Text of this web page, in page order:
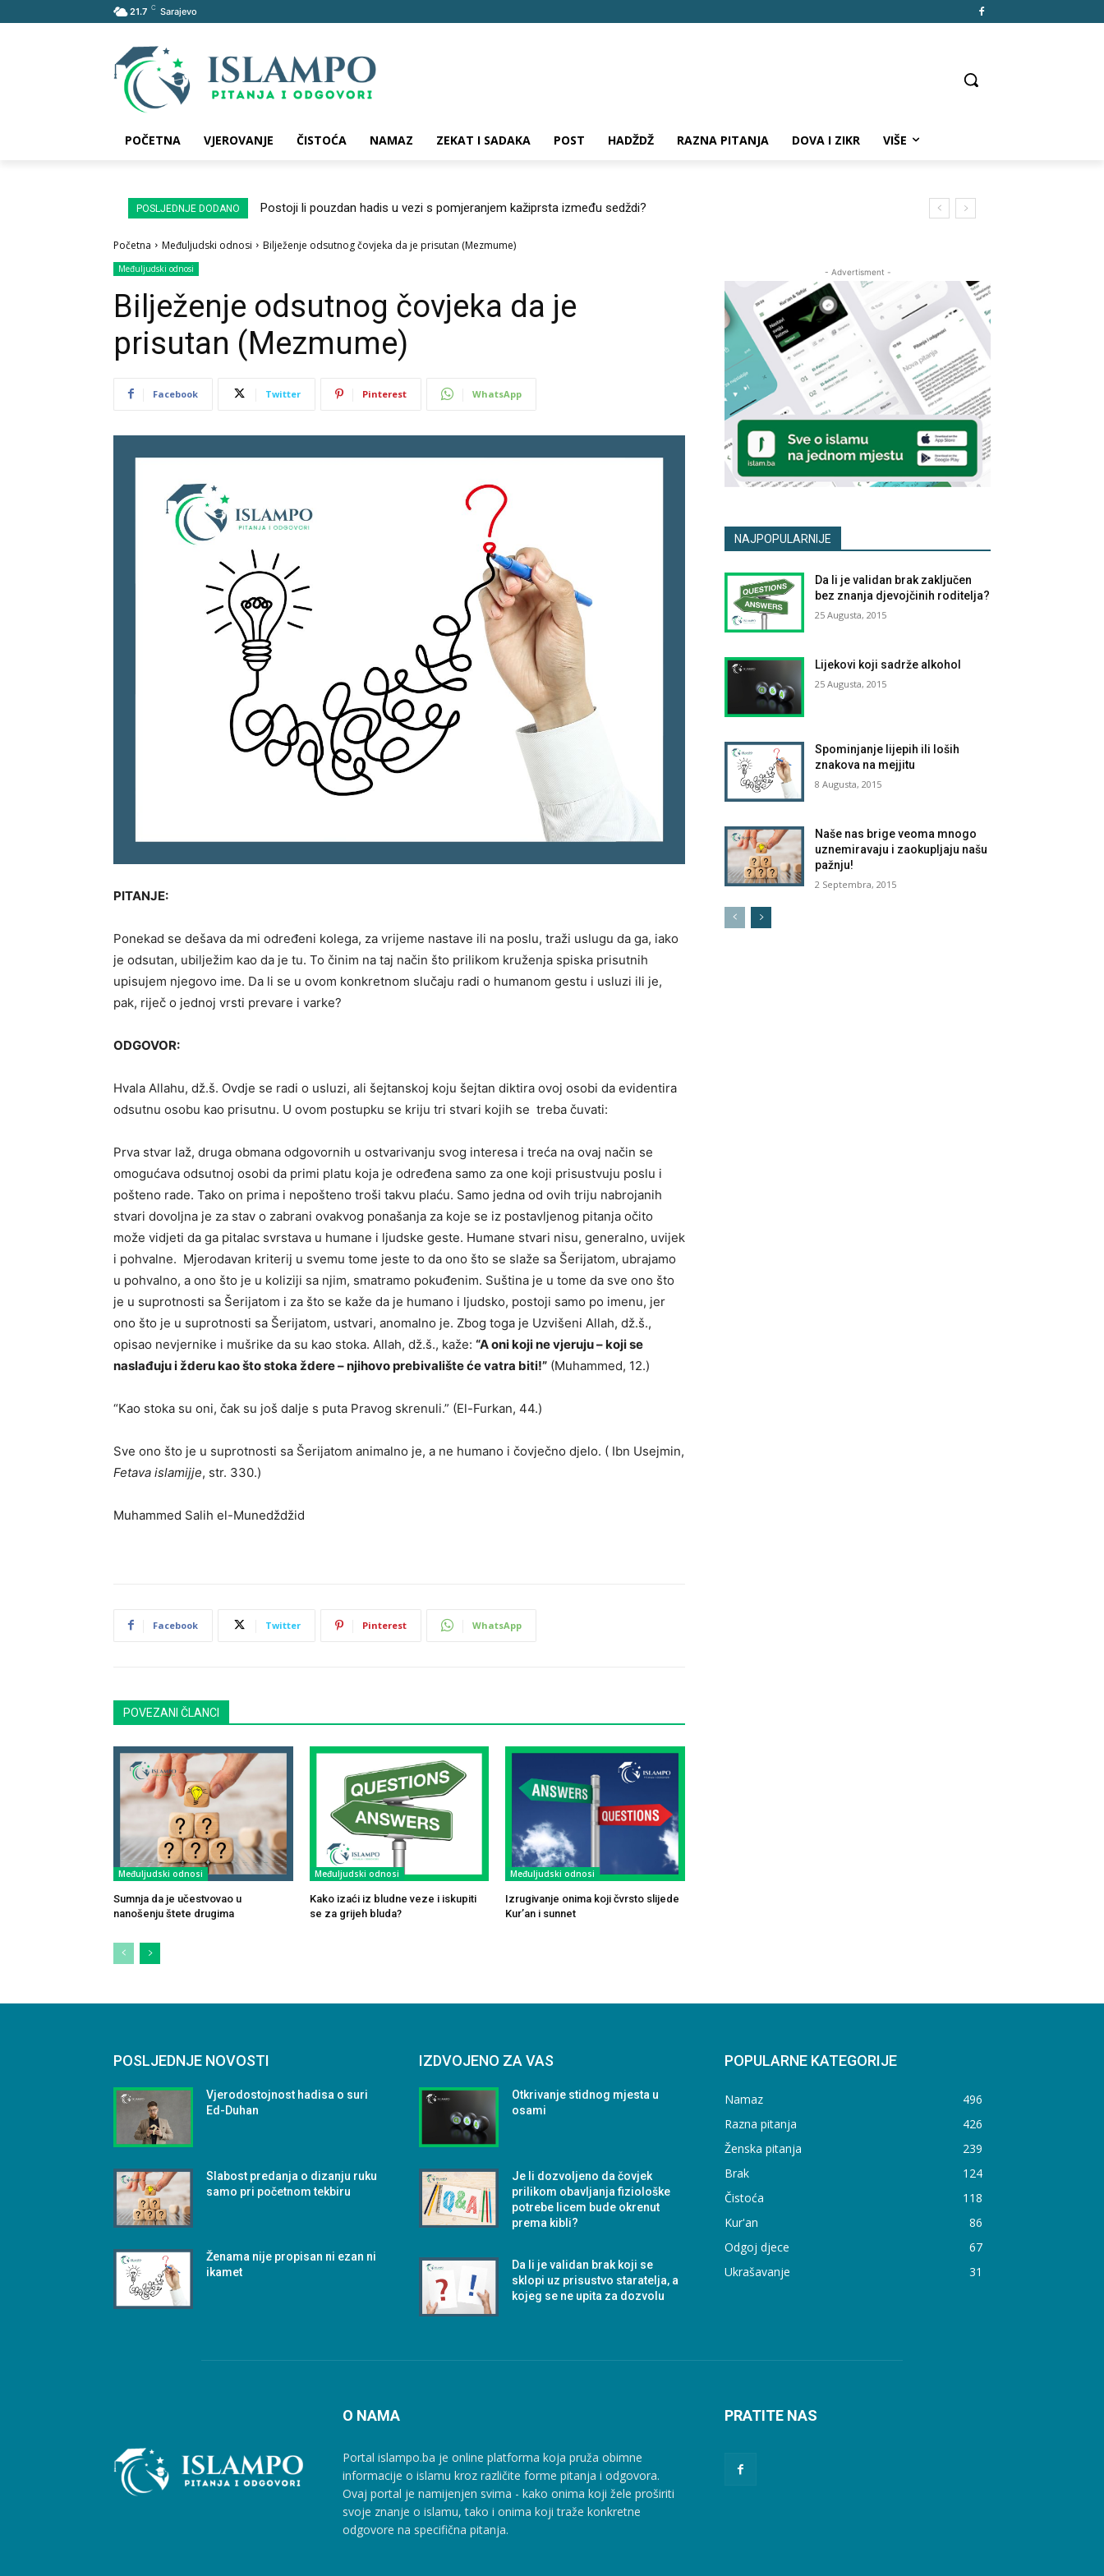
21.7 C Sarajevo
POČETNA VJEROVANJE ČISTOĆA NAMAZ ZEKAT I SADAKA POST HADŽDŽ RAZNA PITANJA DOVA I ZIKR VIŠE
POSLJEDNJE DODANO Postoji li pouzdan hadis u vezi s pomjeranjem kažiprsta između sedždi?
Početna Međuljudski odnosi Bilježenje odsutnog čovjeka da je prisutan (Mezmume)
Međuljudski odnosi
Bilježenje odsutnog čovjeka da je
prisutan (Mezmume)
Facebook Twitter Pinterest WhatsApp
PITANJE:
Ponekad se dešava da mi određeni kolega, za vrijeme nastave ili na poslu, traži uslugu da ga, iako
je odsutan, ubilježim kao da je tu. To činim na taj način što prilikom kruženja spiska prisutnih
upisujem njegovo ime. Da li se u ovom konkretnom slučaju radi o humanom gestu i usluzi ili je,
pak, riječ o jednoj vrsti prevare i varke?
ODGOVOR:
Hvala Allahu, dž.š. Ovdje se radi o usluzi, ali šejtanskoj koju šejtan diktira ovoj osobi da evidentira
odsutnu osobu kao prisutnu. U ovom postupku se kriju tri stvari kojih se treba čuvati:
Prva stvar laž, druga obmana odgovornih u ostvarivanju svog interesa i treća na ovaj način se
omogućava odsutnoj osobi da primi platu koja je određena samo za one koji prisustvuju poslu i
pošteno rade. Tako on prima i nepošteno troši takvu plaću. Samo jedna od ovih triju nabrojanih
stvari dovoljna je za stav o zabrani ovakvog ponašanja za koje se iz postavljenog pitanja očito
može vidjeti da ga pitalac svrstava u humane i ljudske geste. Humane stvari nisu, generalno, uvijek
i pohvalne. Mjerodavan kriterij u svemu tome jeste to da ono što se slaže sa Šerijatom, ubrajamo
u pohvalno, a ono što je u koliziji sa njim, smatramo pokuđenim. Suština je u tome da sve ono što
je u suprotnosti sa Šerijatom i za što se kaže da je humano i ljudsko, postoji samo po imenu, jer
ono što je u suprotnosti sa Šerijatom, ustvari, anomalno je. Zbog toga je Uzvišeni Allah, dž.š.,
opisao nevjernike i mušrike da su kao stoka. Allah, dž.š., kaže: “A oni koji ne vjeruju – koji se
naslađuju i žderu kao što stoka ždere – njihovo prebivalište će vatra biti!” (Muhammed, 12.)
“Kao stoka su oni, čak su još dalje s puta Pravog skrenuli.” (El-Furkan, 44.)
Sve ono što je u suprotnosti sa Šerijatom animalno je, a ne humano i čovječno djelo. ( Ibn Usejmin,
Fetava islamijje, str. 330.)
Muhammed Salih el-Munedždžid
Facebook Twitter Pinterest WhatsApp
POVEZANI ČLANCI
Međuljudski odnosi
Sumnja da je učestvovao u
nanošenju štete drugima
Međuljudski odnosi
Kako izaći iz bludne veze i iskupiti
se za grijeh bluda?
Međuljudski odnosi
Izrugivanje onima koji čvrsto slijede
Kur’an i sunnet
- Advertisment -
NAJPOPULARNIJE
Da li je validan brak zaključen
bez znanja djevojčinih roditelja?
25 Augusta, 2015
Lijekovi koji sadrže alkohol
25 Augusta, 2015
Spominjanje lijepih ili loših
znakova na mejjitu
8 Augusta, 2015
Naše nas brige veoma mnogo
uznemiravaju i zaokupljaju našu
pažnju!
2 Septembra, 2015
POSLJEDNJE NOVOSTI
Vjerodostojnost hadisa o suri
Ed-Duhan
Slabost predanja o dizanju ruku
samo pri početnom tekbiru
Ženama nije propisan ni ezan ni
ikamet
IZDVOJENO ZA VAS
Otkrivanje stidnog mjesta u
osami
Je li dozvoljeno da čovjek
prilikom obavljanja fiziološke
potrebe licem bude okrenut
prema kibli?
Da li je validan brak koji se
sklopi uz prisustvo staratelja, a
kojeg se ne upita za dozvolu
POPULARNE KATEGORIJE
Namaz
496
Razna pitanja
426
Ženska pitanja
239
Brak
124
Čistoća
118
Kur'an
86
Odgoj djece
67
Ukrašavanje
31
O NAMA
Portal islampo.ba je online platforma koja pruža obimne
informacije o islamu kroz različite forme pitanja i odgovora.
Ovaj portal je namijenjen svima - kako onima koji žele proširiti
svoje znanje o islamu, tako i onima koji traže konkretne
odgovore na specifična pitanja.
PRATITE NAS